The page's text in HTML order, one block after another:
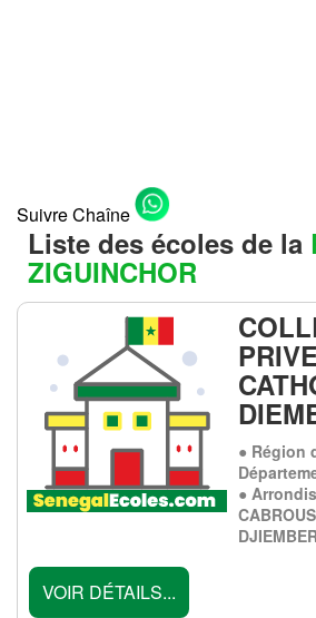
Suivre Chaîne
Liste des écoles de la
ZIGUINCHOR
PRIVE
● Région
●
VOIR DÉTAILS...